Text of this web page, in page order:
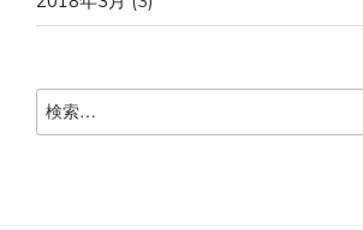
検
索: